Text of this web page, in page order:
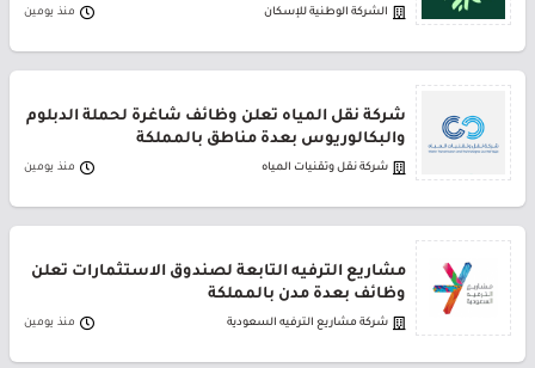
الشركة الوطنية للإسكان منذ يومين
شركة نقل المياه تعلن وظائف شاغرة لحملة الدبلوم
والبكالوريوس بعدة مناطق بالمملكة
شركة نقل وتقنيات المياه منذ يومين
مشاريع الترفيه التابعة لصندوق الاستثمارات تعلن
وظائف بعدة مدن بالمملكة
شركة مشاريع الترفيه السعودية منذ يومين